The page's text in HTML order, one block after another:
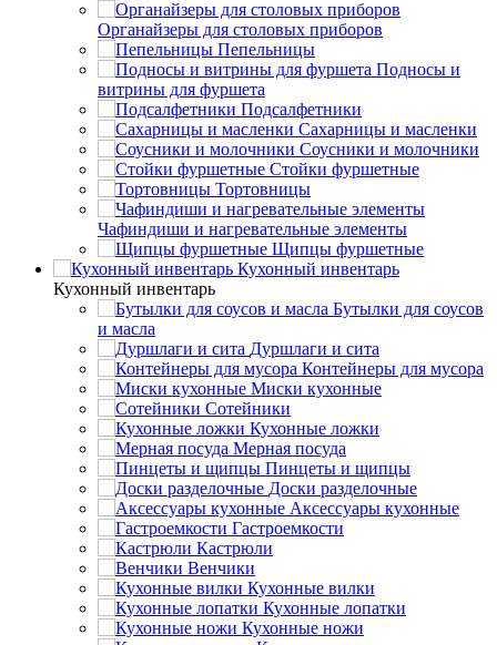
Органайзеры для столовых приборов
Пепельницы
Подносы и
витрины для фуршета
Подсалфетники
Сахарницы и масленки
Соусники и молочники
Стойки фуршетные
Тортовницы
Чафиндиши и нагревательные элементы
Щипцы фуршетные
Кухонный инвентарь
Кухонный инвентарь
Бутылки для соусов
и масла
Дуршлаги и сита
Контейнеры для мусора
Миски кухонные
Сотейники
Кухонные ложки
Мерная посуда
Пинцеты и щипцы
Доски разделочные
Аксессуары кухонные
Гастроемкости
Кастрюли
Венчики
Кухонные вилки
Кухонные лопатки
Кухонные ножи